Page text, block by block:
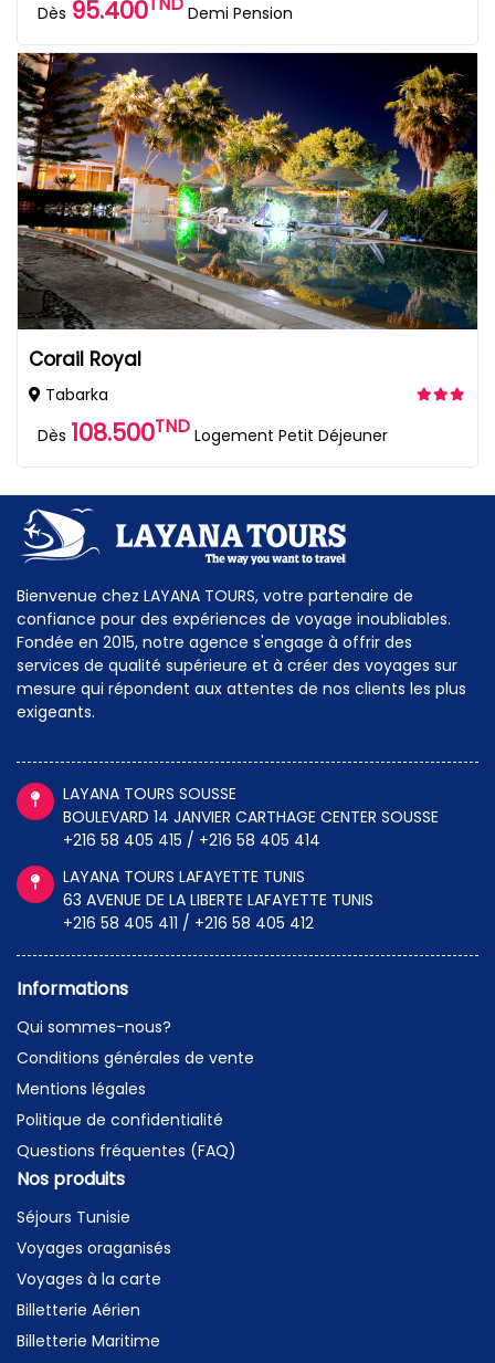
Dès 95.400 Demi Pension
Corail Royal
Tabarka
Dès 108.500TND Logement Petit Déjeuner
Bienvenue chez LAYANA TOURS, votre partenaire de
confiance pour des expériences de voyage inoubliables.
Fondée en 2015, notre agence s'engage à offrir des
services de qualité supérieure et à créer des voyages sur
mesure qui répondent aux attentes de nos clients les plus
exigeants.
LAYANA TOURS SOUSSE
BOULEVARD 14 JANVIER CARTHAGE CENTER SOUSSE
+216 58 405 415 / +216 58 405 414
LAYANA TOURS LAFAYETTE TUNIS
63 AVENUE DE LA LIBERTE LAFAYETTE TUNIS
+216 58 405 411 / +216 58 405 412
Informations
Qui sommes-nous?
Conditions générales de vente
Mentions légales
Politique de confidentialité
Questions fréquentes (FAQ)
Nos produits
Séjours Tunisie
Voyages oraganisés
Voyages à la carte
Billetterie Aérien
Billetterie Maritime